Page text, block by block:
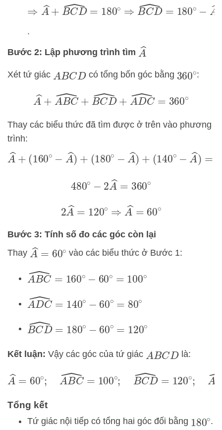
⇒A^+B CD^= 180∘⇒ BC D^=180 ∘−A ^
.
Bước 2: Lập phương trình tìm A
Xét tứ giác ABCD có tổng bốn góc bằng 360∘:
A^+A BC ^+ BCD^ +ADC^=360∘
Thay các biểu thức đã tìm được ở trên vào phương
trình:
A ^+ 160∘ − A^) +(180 ∘−A^)+
480∘− 2A^ =360∘
2A ^= 120∘⇒ A^ =60∘
Bước 3: Tính số đo các góc còn lại
Thay A^= 60∘ vào các biểu thức ở Bước 1:
A BC^ =160∘ −60∘=100∘
ADC^ =140∘ −60∘=80∘
BCD^ =180∘ −60∘=120∘
Kết luận: Vậy các góc của tứ giác ABCD là:
A^= 60∘; BC^=100∘;BC ^=120∘ ADC 80
Tổng kết
Tứ giác nội tiếp có tổng hai góc đối bằng 180∘.